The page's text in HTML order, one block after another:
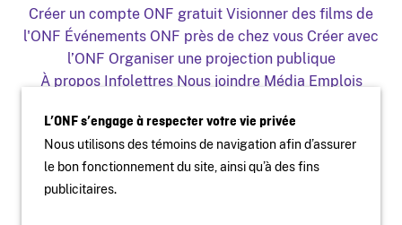
Créer un compte ONF gratuit Visionner des films de
l'ONF Événements ONF près de chez vous Créer avec
l’ONF Organiser une projection publique
À propos Infolettres Nous joindre Média Emplois
Facebook
Youtube Instagram Vimeo
L'ONF sur mobile et télé
L’ONF s’engage à respecter votre vie privée
Nous utilisons des témoins de navigation afin d’assurer
le bon fonctionnement du site, ainsi qu’à des fins
publicitaires.